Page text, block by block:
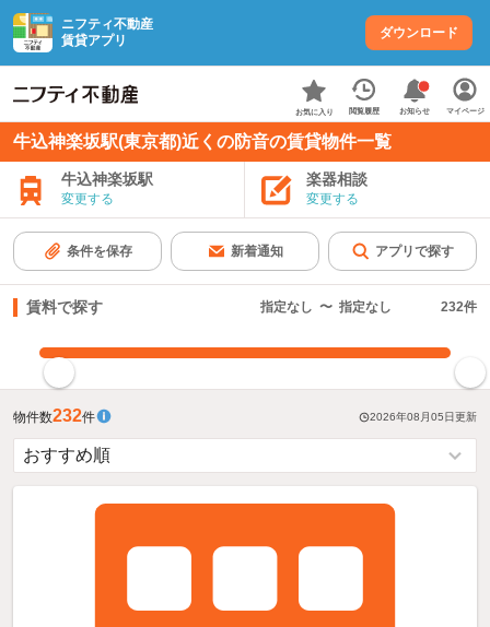
ニフティ不動産
賃貸アプリ
ダウンロード
お気に入り 閲覧履歴 お知らせ マイページ
牛込神楽坂駅(東京都)近くの防音の賃貸物件一覧
牛込神楽坂駅
変更する
楽器相談
変更する
条件を保存 新着通知 アプリで探す
賃料で探す 指定なし 〜 指定なし 232件
物件数232件 2026年08月05日更新